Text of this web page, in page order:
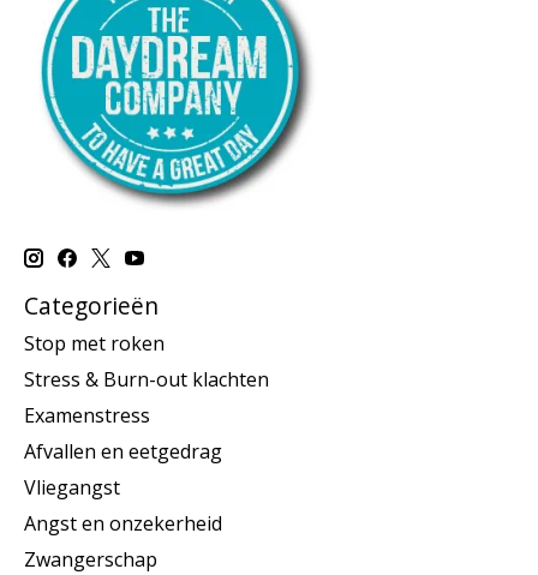
Categorieën
Stop met roken
Stress & Burn-out klachten
Examenstress
Afvallen en eetgedrag
Vliegangst
Angst en onzekerheid
Zwangerschap